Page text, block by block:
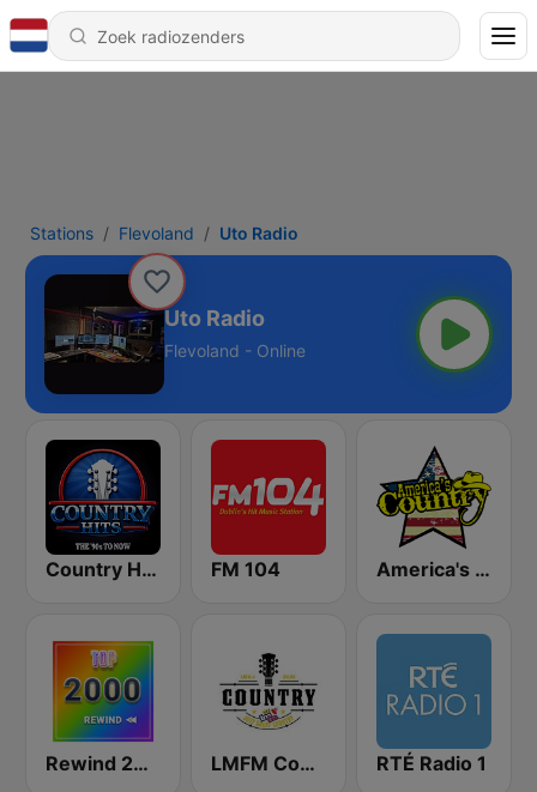
Stations Flevoland Uto Radio
Uto Radio
Flevoland - Online
Country Hits FM 104 America's Country
Rewind 2000's LMFM Country Express RTÉ Radio 1